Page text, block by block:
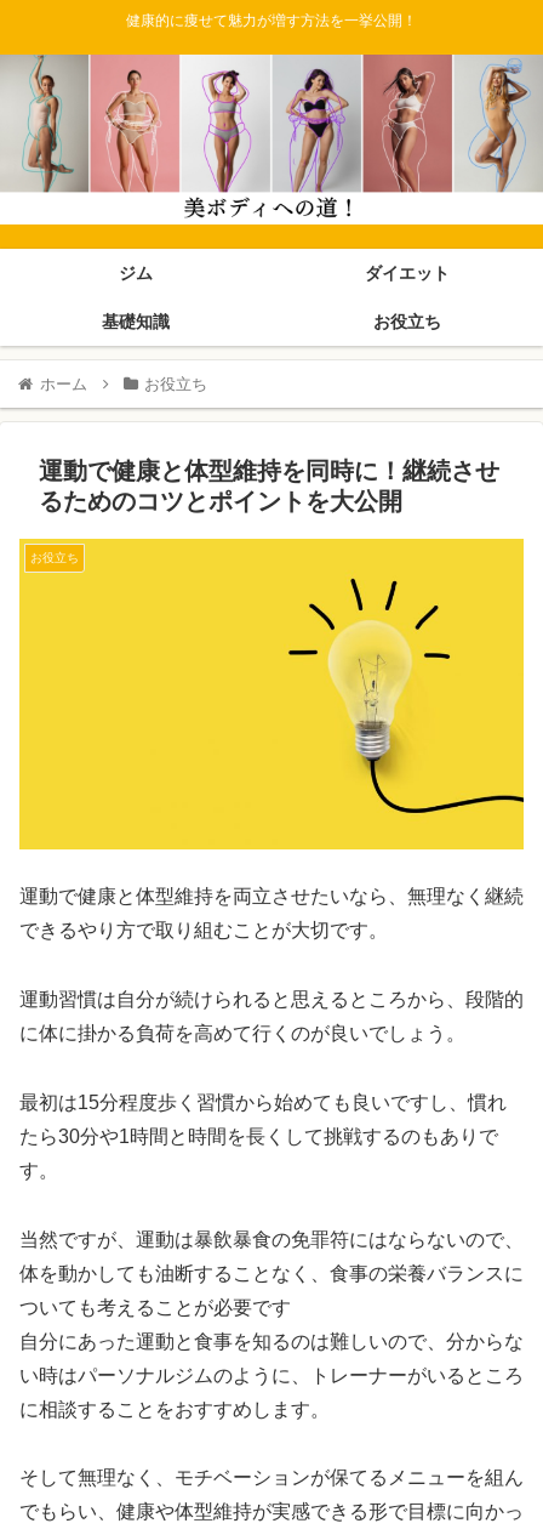
健康的に痩せて魅力が増す方法を一挙公開！
ジム ダイエット
基礎知識 お役立ち
ホーム お役立ち
運動で健康と体型維持を同時に！継続させ
るためのコツとポイントを大公開
お役立ち
運動で健康と体型維持を両立させたいなら、無理なく継続
できるやり方で取り組むことが大切です。
運動習慣は自分が続けられると思えるところから、段階的
に体に掛かる負荷を高めて行くのが良いでしょう。
最初は15分程度歩く習慣から始めても良いですし、慣れ
たら30分や1時間と時間を長くして挑戦するのもありで
す。
当然ですが、運動は暴飲暴食の免罪符にはならないので、
体を動かしても油断することなく、食事の栄養バランスに
ついても考えることが必要です
自分にあった運動と食事を知るのは難しいので、分からな
い時はパーソナルジムのように、トレーナーがいるところ
に相談することをおすすめします。
そして無理なく、モチベーションが保てるメニューを組ん
でもらい、健康や体型維持が実感できる形で目標に向かっ